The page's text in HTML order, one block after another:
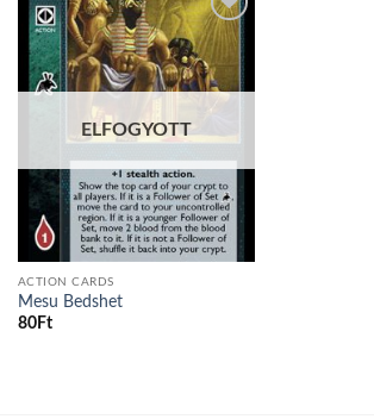
Add to
wishlist
ELFOGYOTT
ACTION CARDS
Mesu Bedshet
80Ft